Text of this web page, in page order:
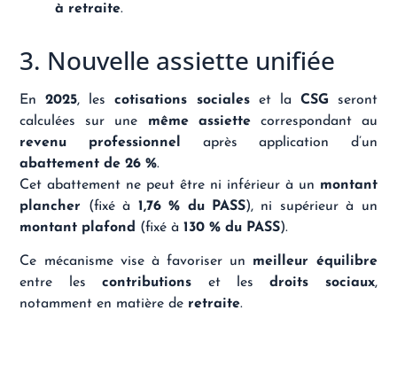
à retraite.
3. Nouvelle assiette unifiée
En2025, lescotisations socialeset la CSG seront
calculées sur une même assiettecorrespondant au
revenu professionnel
après application d’un
abattement de 26 %.
Cet abattement ne peut être ni inférieur à un montant
plancher (fixé à 1,76 % du PASS), ni supérieur à un
montant plafond (fixé à130 % du PASS).
Ce mécanisme vise à favoriser un meilleur équilibre
entre lescontributions et lesdroits sociaux,
notamment en matière de retraite.